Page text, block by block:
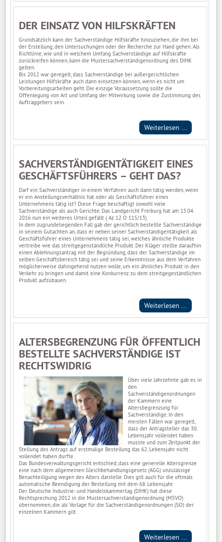
DER EINSATZ VON HILFSKRÄFTEN
Grundsätzlich kann der Sachverständige Hilfskräfte hinzuziehen, die ihm bei
der Erstellung, den Untersuchungen oder der Recherche zur Hand gehen. Als
Richtlinie, wie und in welchem Umfang Sachverständige auf Hilfskräfte
zurückreifen können, kann die Mustersachverständigenordnung des DIHK
gelten.
Bis 2012 war geregelt, dass Sachverständige bei außergerichtlichen
Leistungen Hilfskräfte auch dann einsetzen können, wenn es nicht um
Vorbereitungsarbeiten geht. Die einzige Voraussetzung sollte die
Offenlegung von Art und Umfang der Mitwirkung sowie die Zustimmung des
Auftraggebers sein.
Weiterlesen ...
SACHVERSTÄNDIGENTÄTIGKEIT EINES
GESCHÄFTSFÜHRERS – GEHT DAS?
Darf ein Sachverständiger in einem Verfahren auch dann tätig werden, wenn
er ein Anstellungsverhältnis hat oder als Geschäftsführer eines
Unternehmens tätig ist? Diese Frage beschäftigt sowohl viele
Sachverständige als auch Gerichte. Das Landgericht Freiburg hat am 15.04.
2016 nun ein weiteres Urteil gefällt ( Az 12 O 115/13).
In dem zugrundeliegenden Fall gab der gerichtlich bestellte Sachverständige
in seinem Gutachten an, dass er neben seiner Sachverständigentätigkeit als
Geschäftsführer eines Unternehmens tätig sei, welches ähnliche Produkte
vertreibe wie das streitgegenständliche Produkt. Der Kläger stellte daraufhin
einen Ablehnungsantrag mit der Begründung, dass der Sachverständige im
selben Geschäftsbereich tätig sei und seine Erkenntnisse aus dem Verfahren
möglicherweise dahingehend nutzen wolle, um ein ähnliches Produkt in den
Verkehr zu bringen und damit eine Konkurrenz zu dem streitgegeständlichen
Produkt aufzubauen.
Weiterlesen ...
ALTERSBEGRENZUNG FÜR ÖFFENTLICH
BESTELLTE SACHVERSTÄNDIGE IST
RECHTSWIDRIG
Über viele Jahrzehnte gab es in
den
Sachverständigenordnungen
der Kammern eine
Altersbegrenzung für
Sachverständige. In den
meisten Fällen war geregelt,
dass der Antragsteller das 30.
Lebensjahr vollendet haben
musste und zum Zeitpunkt der
Stellung des Antrags auf erstmalige Bestellung das 62. Lebensjahr nicht
vollendet haben durfte.
Das Bundesverwaltungsgericht entschied, dass eine generelle Altersgrenze
eine nach dem allgemeinen Gleichbehandlungsgesetz (AGG) unzulässige
Benachteiligung wegen des Alters darstelle. Dies gilt auch für die oftmals
automatische Beendigung der Bestellung mit dem 68. Lebensjahr.
Der Deutsche Industrie- und Handelskammertag (DIHK) hat diese
Rechtsprechung 2012 in die Mustersachverständigenordnung (MSVO)
übernommen, die als Vorlage für die Sachverständigenordnungen (SO) der
einzelnen Kammern gilt.
Weiterlesen ...